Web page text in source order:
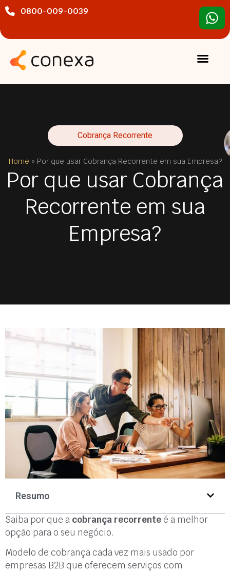
0800-009-0039
Cobrança Recorrente
Home » Por que usar Cobrança Recorrente em sua Empresa?
Por que usar Cobrança
Recorrente em sua
Empresa?
Resumo
Saiba por que a cobrança recorrenteé a melhor
opção para o seu negócio.
Modelo de cobrança cada vez mais usado por
empresas B2B que oferecem serviços com